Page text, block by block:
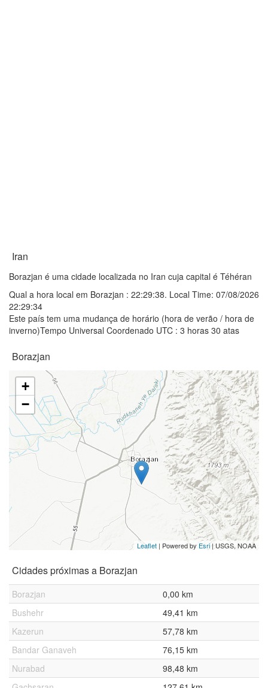
Iran
Borazjan é uma cidade localizada no Iran cuja capital é Téhéran
Qual a hora local em Borazjan : 22:29:38. Local Time: 07/08/2026
22:29:34
Este país tem uma mudança de horário (hora de verão / hora de
inverno)Tempo Universal Coordenado UTC : 3 horas 30 atas
Borazjan
+
−
Leaflet | Powered by Esri | USGS, NOAA
Cidades próximas a Borazjan
Borazjan
0,00 km
Bushehr
49,41 km
Kazerun
57,78 km
Bandar Ganaveh
76,15 km
Nurabad
98,48 km